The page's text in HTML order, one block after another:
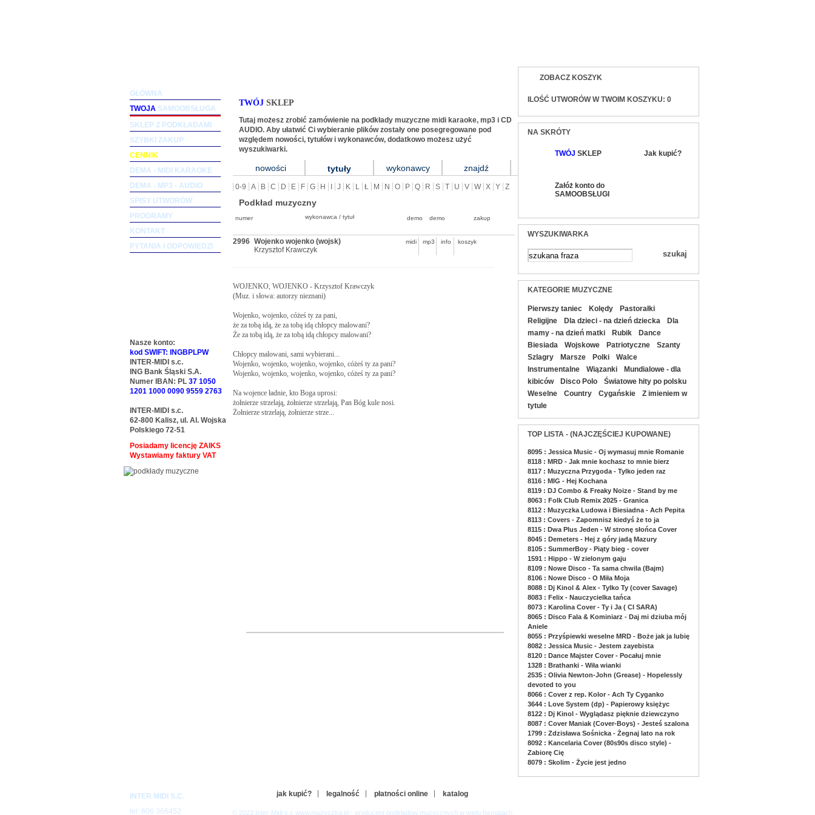
TWÓJ SKLEP
Tutaj możesz zrobić zamówienie na podkłady muzyczne midi karaoke, mp3 i CD
AUDIO. Aby ułatwić Ci wybieranie plików zostały one posegregowane pod
względem nowości, tytułów i wykonawców, dodatkowo możesz użyć
wyszukiwarki.
nowości tytuły wykonawcy znajdź
0-9 A B C D E F G H J K L Ł M N O P Q R S T U V W X Y Z
Podkład muzyczny
numer wykonawca / tytuł demo demo zakup
2996 Wojenko wojenko (wojsk)
Krzysztof Krawczyk
midi mp3 info koszyk
WOJENKO, WOJENKO - Krzysztof Krawczyk
(Muz. i słowa: autorzy nieznani)
Wojenko, wojenko, cóżeś ty za pani,
że za tobą idą, że za tobą idą chłopcy malowani?
Że za tobą idą, że za tobą idą chłopcy malowani?
Chłopcy malowani, sami wybierani...
Wojenko, wojenko, wojenko, wojenko, cóżeś ty za pani?
Wojenko, wojenko, wojenko, wojenko, cóżeś ty za pani?
Na wojence ładnie, kto Boga uprosi:
żołnierze strzelają, żołnierze strzelają, Pan Bóg kule nosi.
Żołnierze strzelają, żołnierze strze...
ZOBACZ KOSZYK
ILOŚĆ UTWORÓW W TWOIM KOSZYKU: 0
NA SKRÓTY
TWÓJ SKLEP Jak kupić?
Załóż konto do
SAMOOBSŁUGI
WYSZUKIWARKA
KATEGORIE MUZYCZNE
Pierwszy taniec Kolędy
Pastorałki
Religijne
Dla dzieci - na dzień dziecka
Dla
mamy - na dzień matki
Rubik
Dance
Biesiada
Wojskowe Patriotyczne
Szanty
Szlagry
Marsze Polki
Walce
Instrumentalne
Wiązanki
Mundialowe - dla
kibiców
Disco Polo
Światowe hity po polsku
Weselne
Country Cygańskie
Z imieniem w
tytule
TOP LISTA - (NAJCZĘŚCIEJ KUPOWANE)
8095 : Jessica Music - Oj wymasuj mnie Romanie
8118 : MRD - Jak mnie kochasz to mnie bierz
8117 : Muzyczna Przygoda - Tylko jeden raz
8116 : MIG - Hej Kochana
8119 : DJ Combo & Freaky Noize - Stand by me
8063 : Folk Club Remix 2025 - Granica
8112 : Muzyczka Ludowa i Biesiadna - Ach Pepita
8113 : Covers - Zapomnisz kiedyś że to ja
8115 : Dwa Plus Jeden - W stronę słońca Cover
8045 : Demeters - Hej z góry jadą Mazury
8105 : SummerBoy - Piąty bieg - cover
1591 : Hippo - W zielonym gaju
8109 : Nowe Disco - Ta sama chwila (Bajm)
8106 : Nowe Disco - O Miła Moja
8088 : Dj Kinol & Alex - Tylko Ty (cover Savage)
8083 : Felix - Nauczycielka tańca
8073 : Karolina Cover - Ty i Ja ( CI SARA)
8065 : Disco Fala & Kominiarz - Daj mi dziuba mój
Aniele
8055 : Przyśpiewki weselne MRD - Boże jak ja lubię
8082 : Jessica Music - Jestem zayebista
8120 : Dance Majster Cover - Pocałuj mnie
1328 : Brathanki - Wiła wianki
2535 : Olivia Newton-John (Grease) - Hopelessly
devoted to you
8066 : Cover z rep. Kolor - Ach Ty Cyganko
3644 : Love System (dp) - Papierowy księżyc
8122 : Dj Kinol - Wyglądasz pięknie dziewczyno
8087 : Cover Maniak (Cover-Boys) - Jesteś szalona
1799 : Zdzisława Sośnicka - Żegnaj lato na rok
8092 : Kancelaria Cover (80s90s disco style) -
Zabiorę Cię
8079 : Skolim - Życie jest jedno
GŁÓWNA
TWOJASAMOOBSŁUGA
SKLEP Z PODKŁADAMI
SZYBKI ZAKUP
CENNIK
DEMA - MIDI KARAOKE
DEMA - MP3 - AUDIO
SPISY UTWORÓW
PROGRAMY
KONTAKT
PYTANIA I ODPOWIEDZI
Nasze konto:
kod SWIFT: INGBPLPW
INTER-MIDI s.c.
ING Bank Śląski S.A.
Numer IBAN: PL37 1050
1201 1000 0090 9559 2763
INTER-MIDI s.c.
62-800 Kalisz, ul. Al. Wojska
Polskiego 72-51
Posiadamy licencję ZAIKS
Wystawiamy faktury VAT
INTER MIDI S.C.
tel: 606 366452
jak kupić? legalność płatności online katalog
© 2023 Inter-Midi s.c www.muzyczka.pl - producent podkładów muzycznych w wielu formatach